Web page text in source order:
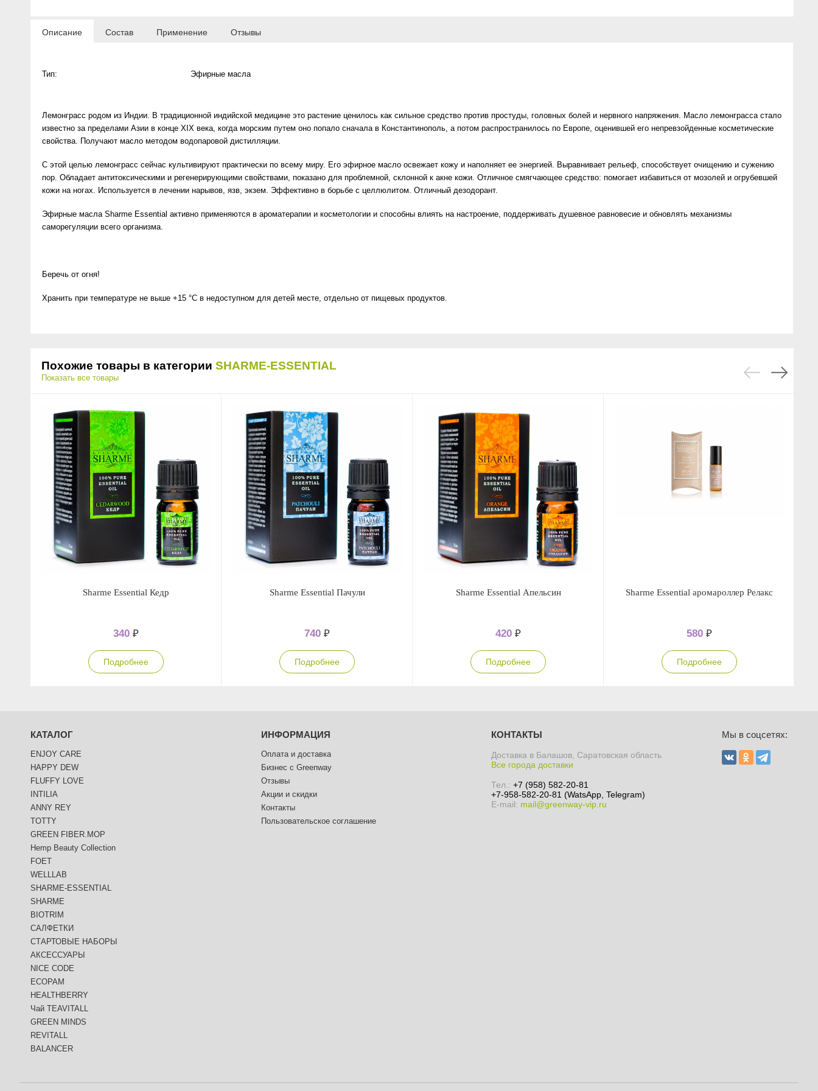
Happy Dew
Green Minds
Описание Состав Применение Отзывы
Тип: Эфирные масла
Лемонграсс родом из Индии. В традиционной индийской медицине это растение ценилось как сильное средство против простуды, головных болей и нервного напряжения. Масло лемонграсса стало
известно за пределами Азии в конце XIX века, когда морским путем оно попало сначала в Константинополь, а потом распространилось по Европе, оценившей его непревзойденные косметические
свойства. Получают масло методом водопаровой дистилляции.
С этой целью лемонграсс сейчас культивируют практически по всему миру. Его эфирное масло освежает кожу и наполняет ее энергией. Выравнивает рельеф, способствует очищению и сужению
пор. Обладает антитоксическими и регенерирующими свойствами, показано для проблемной, склонной к акне кожи. Отличное смягчающее средство: помогает избавиться от мозолей и огрубевшей
кожи на ногах. Используется в лечении нарывов, язв, экзем. Эффективно в борьбе с целлюлитом. Отличный дезодорант.
Эфирные масла Sharme Essential активно применяются в ароматерапии и косметологии и способны влиять на настроение, поддерживать душевное равновесие и обновлять механизмы
саморегуляции всего организма.
Беречь от огня!
Хранить при температуре не выше +15 °C в недоступном для детей месте, отдельно от пищевых продуктов.
Похожие товары в категории SHARME-ESSENTIAL
Показать все товары
Sharme Essential Кедр
340 ₽
Подробнее
Sharme Essential Пачули
740 ₽
Подробнее
Sharme Essential Апельсин
420 ₽
Подробнее
Sharme Essential аромароллер Релакс
580 ₽
Подробнее
КАТАЛОГ
ENJOY CARE
HAPPY DEW
FLUFFY LOVE
INTILIA
ANNY REY
TOTTY
GREEN FIBER.MOP
Hemp Beauty Collection
FOET
WELLLAB
SHARME-ESSENTIAL
SHARME
BIOTRIM
САЛФЕТКИ
СТАРТОВЫЕ НАБОРЫ
АКСЕССУАРЫ
NICE CODE
ECOPAM
HEALTHBERRY
Чай TEAVITALL
GREEN MINDS
REVITALL
BALANCER
ИНФОРМАЦИЯ
Оплата и доставка
Бизнес с Greenway
Отзывы
Акции и скидки
Контакты
Пользовательское соглашение
КОНТАКТЫ
Доставка в Балашов, Саратовская область
Все города доставки
Тел.:+7 (958) 582-20-81
+7-958-582-20-81 (WatsApp, Telegram)
E-mail: mail@greenway-vip.ru
Мы в соцсетях: